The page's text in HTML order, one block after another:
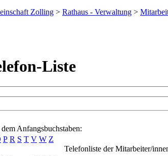
Zolling > Rathaus - Verwaltung >
Liste
Anfangsbuchstaben:
P R S T V W Z
Telefonliste der Mitarbeiter/